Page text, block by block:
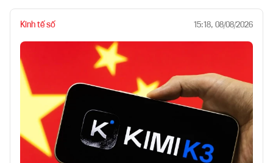
Kinh tế số 15:18, 08/08/2026